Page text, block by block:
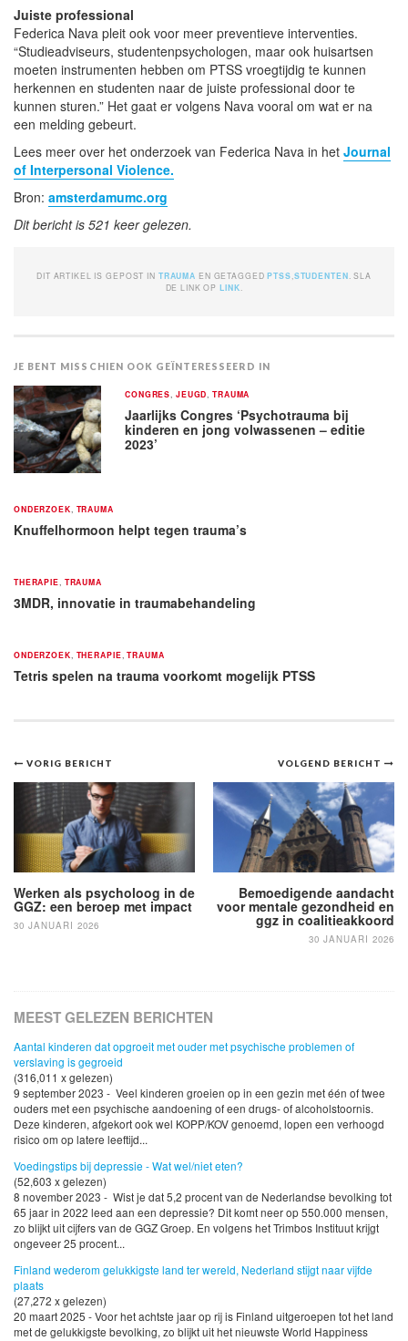
Juiste professional
Federica Nava pleit ook voor meer preventieve interventies.
“Studieadviseurs, studentenpsychologen, maar ook huisartsen
moeten instrumenten hebben om PTSS vroegtijdig te kunnen
herkennen en studenten naar de juiste professional door te
kunnen sturen.” Het gaat er volgens Nava vooral om wat er na
een melding gebeurt.
Lees meer over het onderzoek van Federica Nava in het Journal
of Interpersonal Violence.
Bron: amsterdamumc.org
Dit bericht is 521 keer gelezen.
DIT ARTIKEL IS GEPOST IN TRAUMA EN GETAGGEDPTSS STUDENTEN . SLA
DE LINK OPLINK
JE BENT MISSCHIEN OOK GEÏNTERESSEERD IN
CONGRES JEUGD ,TRAUMA
Jaarlijks Congres ‘Psychotrauma bij
kinderen en jong volwassenen – editie
2023’
ONDERZOEK TRAUMA
Knuffelhormoon helpt tegen trauma’s
THERAPIE TRAUMA
3MDR, innovatie in traumabehandeling
ONDERZOEK THERAPIE ,TRAUMA
Tetris spelen na trauma voorkomt mogelijk PTSS
Bericht
navigatie
VOLGEND BERICHT
Bemoedigende aandacht
voor mentale gezondheid en
ggz in coalitieakkoord
30 JANUARI 2026
VORIG BERICHT
Werken als psycholoog in de
GGZ: een beroep met impact
30 JANUARI 2026
MEEST GELEZEN BERICHTEN
Aantal kinderen dat opgroeit met ouder met psychische problemen of
verslaving is gegroeid
(316,011 x gelezen)
9 september 2023 - Veel kinderen groeien op in een gezin met één of twee
ouders met een psychische aandoening of een drugs- of alcoholstoornis.
Deze kinderen, afgekort ook wel KOPP/KOV genoemd, lopen een verhoogd
risico om op latere leeftijd...
Voedingstips bij depressie - Wat wel/niet eten?
(52,603 x gelezen)
8 november 2023 - Wist je dat 5,2 procent van de Nederlandse bevolking tot
65 jaar in 2022 leed aan een depressie? Dit komt neer op 550.000 mensen,
zo blijkt uit cijfers van de GGZ Groep. En volgens het Trimbos Instituut krijgt
ongeveer 25 procent...
Finland wederom gelukkigste land ter wereld, Nederland stijgt naar vijfde
plaats
(27,272 x gelezen)
20 maart 2025 - Voor het achtste jaar op rij is Finland uitgeroepen tot het land
met de gelukkigste bevolking, zo blijkt uit het nieuwste World Happiness